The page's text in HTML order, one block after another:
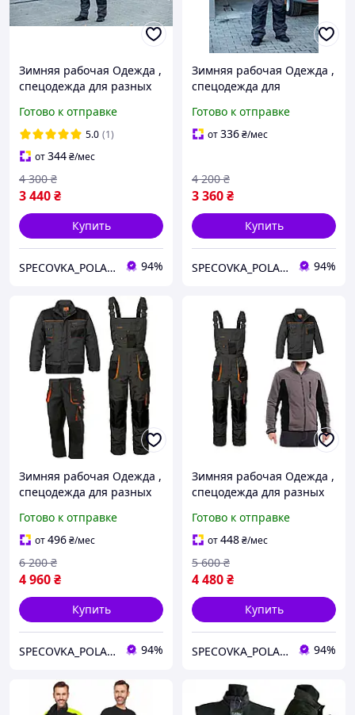
Зимняя рабочая Одежда ,
спецодежда для разных
Готово к отправке
5.0 (1)
от344₴/мес
3 440₴
4 300 ₴
Купить
SPECOVKA_POLAND Большой выбор спецодежды, спецобуви ОПТ и Розница 94%
Зимняя рабочая Одежда ,
спецодежда для
Готово к отправке
от336₴/мес
3 360₴
4 200 ₴
Купить
SPECOVKA_POLAND Большой выбор спецодежды, спецобуви ОПТ и Розница 94%
Зимняя рабочая Одежда ,
спецодежда для разных
Готово к отправке
от496₴/мес
4 960₴
6 200 ₴
Купить
SPECOVKA_POLAND Большой выбор спецодежды, спецобуви ОПТ и Розница 94%
Зимняя рабочая Одежда ,
спецодежда для разных
Готово к отправке
от448₴/мес
4 480₴
5 600 ₴
Купить
SPECOVKA_POLAND Большой выбор спецодежды, спецобуви ОПТ и Розница 94%